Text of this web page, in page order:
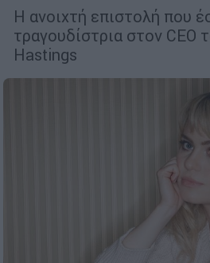
Η ανοιχτή επιστολή που
τραγουδίστρια στον CEO
Hastings